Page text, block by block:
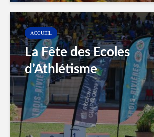
ACCUEIL
La Fête des Ecoles
d’Athlétisme